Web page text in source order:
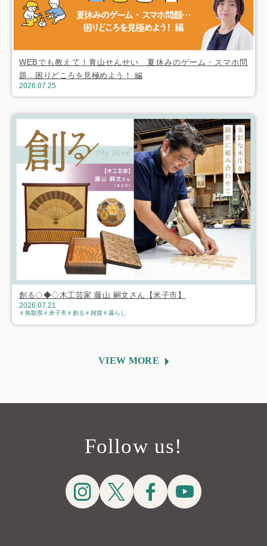
WEBでも教えて！青山せんせい 夏休みのゲーム・スマホ問
題…困りどころを見極めよう！ 編
2026.07.25
創る◇◆◇木工芸家 藤山 嗣文さん【米子市】
2026.07.21
鳥取県 米子市 創る 雑貨 暮らし
VIEW MORE
Follow us!